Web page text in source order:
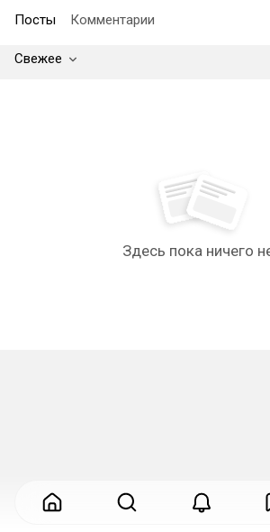
Посты Комментарии
Свежее
Здесь пока ничего